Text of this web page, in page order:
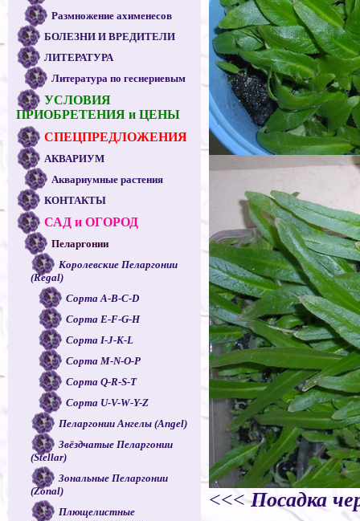
Размножение ахименесов
БОЛЕЗНИ И ВРЕДИТЕЛИ
ЛИТЕРАТУРА
Литература по геснериевым
УСЛОВИЯ
ПРИОБРЕТЕНИЯ и ЦЕНЫ
СПЕЦПРЕДЛОЖЕНИЯ
АКВАРИУМ
Аквариумные растения
КОНТАКТЫ
САД и ОГОРОД
Пеларгонии
Королевские Пеларгонии
(Regal)
Сорта A-B-C-D
Сорта E-F-G-H
Сорта I-J-K-L
Сорта M-N-O-P
Сорта Q-R-S-T
Сорта U-V-W-Y-Z
Пеларгонии Ангелы (Angel)
Звёздчатые Пеларгонии
(Stellar)
Зональные Пеларгонии
(Zonal)
Плющелистные
<<<Посадка